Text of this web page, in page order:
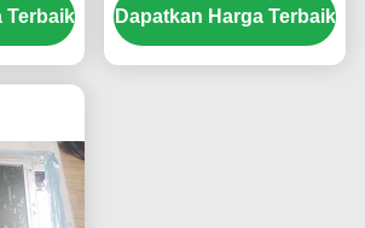
Mobil
Terbaik
WLED Panel TFT-LCD
untuk UMPC
Dapatkan Harga Terbaik